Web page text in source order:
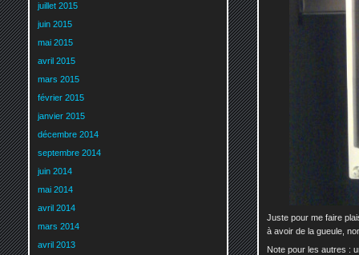
Juste pour me faire
à avoir de la gueule,
Note pour les autres :
juillet 2015
juin 2015
mai 2015
avril 2015
mars 2015
février 2015
janvier 2015
décembre 2014
septembre 2014
juin 2014
mai 2014
avril 2014
mars 2014
avril 2013